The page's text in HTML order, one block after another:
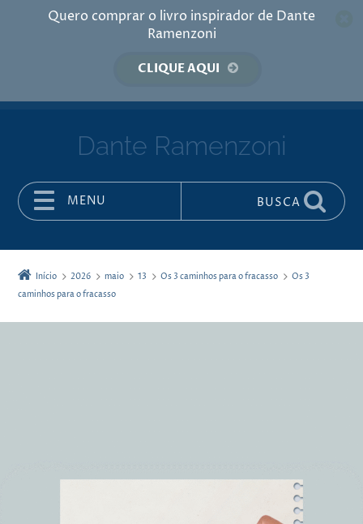
Quero comprar o livro inspirador de Dante
Ramenzoni
CLIQUE AQUI
Dante Ramenzoni
MENU BUSCA
Início 2026 maio 13 Os 3 caminhos para o fracasso
Os 3
caminhos para o fracasso